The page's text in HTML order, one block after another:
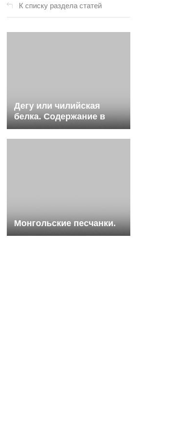
К списку раздела статей
Дегу или чилийская
белка. Содержание в
квартире.
Монгольские песчанки.